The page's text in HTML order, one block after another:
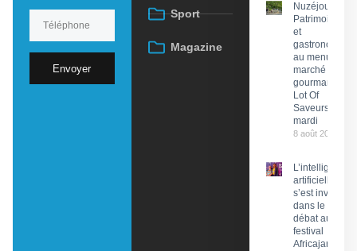
Envoyer
Sport
Magazine
Nuzéjouls :
Patrimoine
et
gastronomie
au menu du
marché
gourmand
Lot Of
Saveurs ce
mardi
8 août 2026
L’intelligence
artificielle
s’est invitée
dans le
débat au
festival
Africajarc